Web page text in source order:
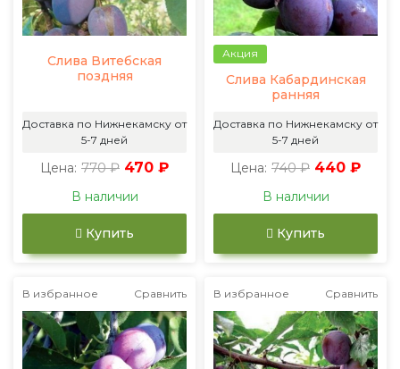
Слива Витебская
поздняя
Доставка по Нижнекамску от
5-7 дней
Цена: 770 ₽ 470 ₽
В наличии
Купить
Акция
Слива Кабардинская
ранняя
Доставка по Нижнекамску от
5-7 дней
Цена: 740 ₽ 440 ₽
В наличии
Купить
В избранное Сравнить В избранное Сравнить